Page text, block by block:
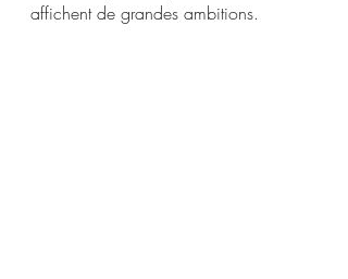
affichent de grandes ambitions.